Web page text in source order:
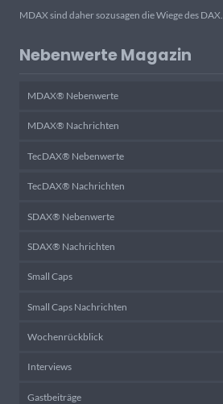
MDAX sind daher sozusagen die Wiege des DAX.
Nebenwerte Magazin
MDAX® Nebenwerte
MDAX® Nachrichten
TecDAX® Nebenwerte
TecDAX® Nachrichten
SDAX® Nebenwerte
SDAX® Nachrichten
Small Caps
Small Caps Nachrichten
Wochenrückblick
Interviews
Gastbeiträge